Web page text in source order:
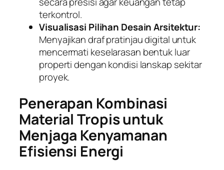
terkontrol.
Visualisasi Pilihan Desain Arsitektur:
Menyajikan draf pratinjau digital untuk
mencermati keselarasan bentuk luar
properti dengan kondisi lanskap sekitar
proyek.
Penerapan Kombinasi
Material Tropis untuk
Menjaga Kenyamanan
Efisiensi Energi